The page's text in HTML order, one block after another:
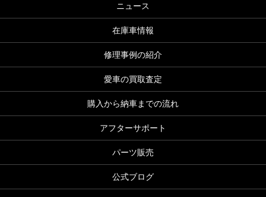
ニュース
在庫車情報
修理事例の紹介
愛車の買取査定
購入から納車までの流れ
アフターサポート
パーツ販売
公式ブログ